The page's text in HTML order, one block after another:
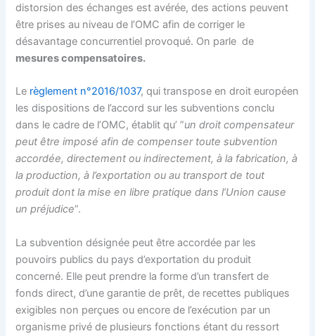
distorsion des échanges est avérée, des actions peuvent
être prises au niveau de l’OMC afin de corriger le
désavantage concurrentiel provoqué. On parle de
mesures compensatoires.
Le règlement n°2016/1037, qui transpose en droit européen
les dispositions de l’accord sur les subventions conclu
dans le cadre de l’OMC, établit qu’ ”un droit compensateur
peut être imposé afin de compenser toute subvention
accordée, directement ou indirectement, à la fabrication, à
la production, à l’exportation ou au transport de tout
produit dont la mise en libre pratique dans l’Union cause
un préjudice”.
La subvention désignée peut être accordée par les
pouvoirs publics du pays d’exportation du produit
concerné. Elle peut prendre la forme d’un transfert de
fonds direct, d’une garantie de prêt, de recettes publiques
exigibles non perçues ou encore de l’exécution par un
organisme privé de plusieurs fonctions étant du ressort